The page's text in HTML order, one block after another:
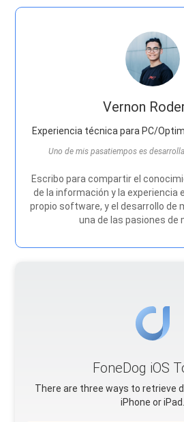
Vernon
Experiencia técnica para PC/
Uno de mis pasatiempos es
Escribo para compartir el
de la información y la experiencia
propio software, y el desarrollo de
una de las pasiones de
FoneDog iOS
There are three ways to retrieve
iPhone or iPad.